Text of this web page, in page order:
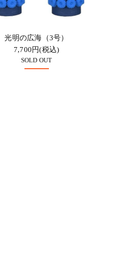
光明の広海（3号）
7,700円(税込)
SOLD OUT